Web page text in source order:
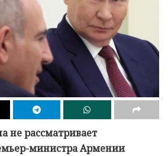
не рассматривает
министра Армении